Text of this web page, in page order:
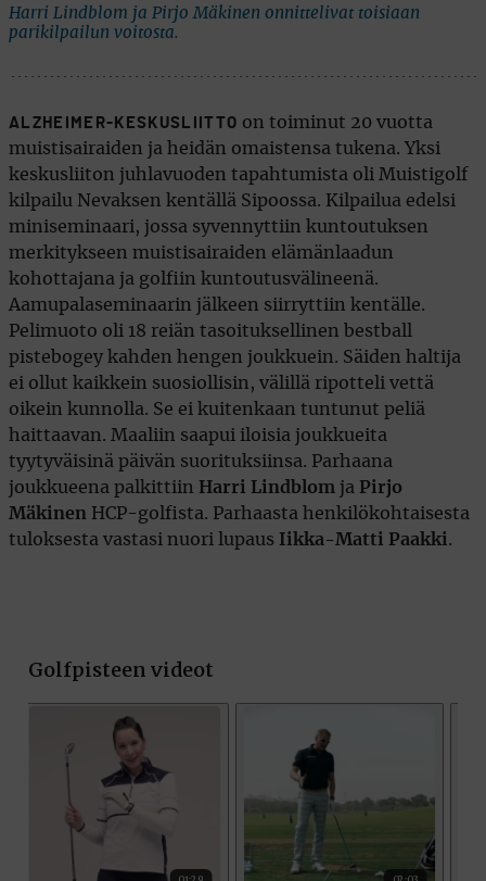
Harri Lindblom ja Pirjo Mäkinen onnittelivat toisiaan
parikilpailun voitosta.
ALZHEIMER-KESKUSLIITTO on toiminut 20 vuotta
muistisairaiden ja heidän omaistensa tukena. Yksi
keskusliiton juhlavuoden tapahtumista oli Muistigolf
kilpailu Nevaksen kentällä Sipoossa. Kilpailua edelsi
miniseminaari, jossa syvennyttiin kuntoutuksen
merkitykseen muistisairaiden elämänlaadun
kohottajana ja golfiin kuntoutusvälineenä.
Aamupalaseminaarin jälkeen siirryttiin kentälle.
Pelimuoto oli 18 reiän tasoituksellinen bestball
pistebogey kahden hengen joukkuein. Säiden haltija
ei ollut kaikkein suosiollisin, välillä ripotteli vettä
oikein kunnolla. Se ei kuitenkaan tuntunut peliä
haittaavan. Maaliin saapui iloisia joukkueita
tyytyväisinä päivän suorituksiinsa. Parhaana
joukkueena palkittiin
Harri Lindblom ja Pirjo
Mäkinen HCP-golfista. Parhaasta henkilökohtaisesta
tuloksesta vastasi nuori lupaus
Iikka-Matti Paakki.